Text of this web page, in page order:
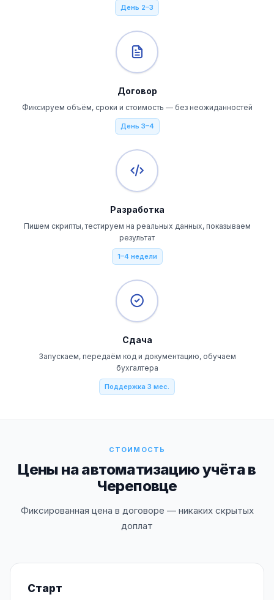
День 2–3
Договор
Фиксируем объём, сроки и стоимость — без неожиданностей
День 3–4
Разработка
Пишем скрипты, тестируем на реальных данных, показываем
результат
1–4 недели
Сдача
Запускаем, передаём код и документацию, обучаем
бухгалтера
Поддержка 3 мес.
СТОИМОСТЬ
Цены на автоматизацию учёта в
Череповце
Фиксированная цена в договоре — никаких скрытых
доплат
Старт